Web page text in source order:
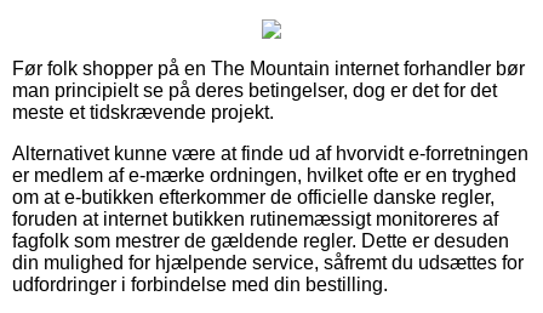
Før folk shopper på en The Mountain internet forhandler bør
man principielt se på deres betingelser, dog er det for det
meste et tidskrævende projekt.
Alternativet kunne være at finde ud af hvorvidt e-forretningen
er medlem af e-mærke ordningen, hvilket ofte er en tryghed
om at e-butikken efterkommer de officielle danske regler,
foruden at internet butikken rutinemæssigt monitoreres af
fagfolk som mestrer de gældende regler. Dette er desuden
din mulighed for hjælpende service, såfremt du udsættes for
udfordringer i forbindelse med din bestilling.